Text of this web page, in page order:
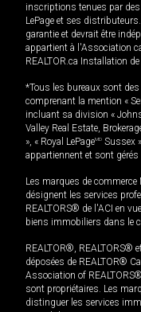
inscriptions tenues par des
LePage et ses
garantie et devrait être
appartient à l'Association
REALTOR.ca Installation
*Tous les bureaux sont
comprenant la mention «
incluant sa division «
Valley Real Estate,
», « Royal LePageMD Sussex
appartiennent et sont
Les marques de
désignent les services
REALTORS® de l'ACI en
biens immobiliers dans le
REALTOR®, REALTORS®
déposées de REALTOR®
Association of
sont propriétaires. Les
distinguer les services